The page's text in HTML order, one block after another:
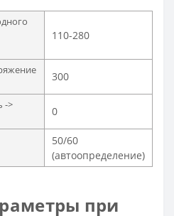
110-280
300
->
0
50/60
(автоопределение)
при